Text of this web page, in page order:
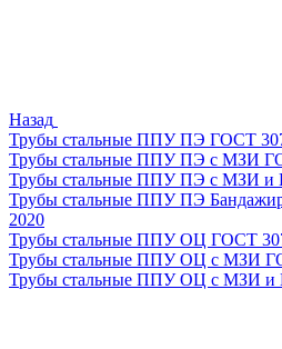
Назад
Трубы стальные ППУ ПЭ ГОСТ
Трубы стальные ППУ ПЭ с МЗИ
Трубы стальные ППУ ПЭ с МЗИ
Трубы стальные ППУ ПЭ
2020
Трубы стальные ППУ ОЦ ГОСТ
Трубы стальные ППУ ОЦ с МЗИ
Трубы стальные ППУ ОЦ с МЗИ